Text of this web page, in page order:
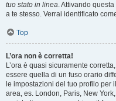
tuo stato in linea. Attivando
a te stesso. Verrai identificato
Top
L’ora non è corretta!
L’ora è quasi sicuramente
essere quella di un fuso orario
le impostazioni del tuo profilo per
area, es. London, Paris, New